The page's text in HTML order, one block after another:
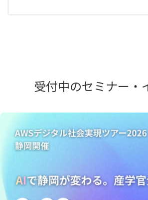
受付中のセミナー・